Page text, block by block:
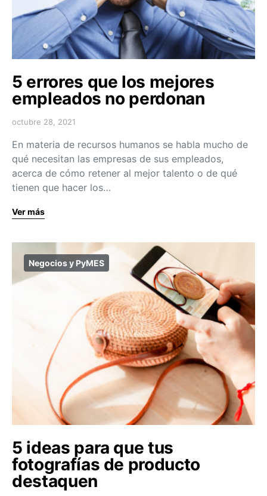
5 errores que los mejores
empleados no perdonan
octubre 28, 2021
En materia de recursos humanos se habla mucho de
qué necesitan las empresas de sus empleados,
acerca de cómo retener al mejor talento o de qué
tienen que hacer los…
Ver más
Negocios y PyMES
5 ideas para que tus
fotografías de producto
destaquen